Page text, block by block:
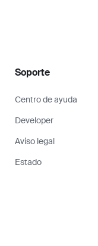
Soporte
Centro de ayuda
Developer
Aviso legal
Estado